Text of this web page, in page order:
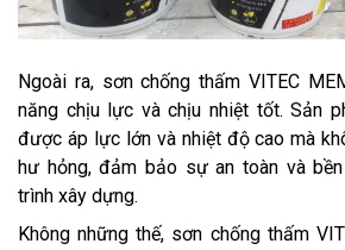
Ngoài ra, sơn chống thấm VITEC
năng chịu lực và chịu nhiệt tốt. Sản
được áp lực lớn và nhiệt độ cao mà
hư hỏng, đảm bảo sự an toàn và
trình xây dựng.
Không những thế, sơn chống thấm